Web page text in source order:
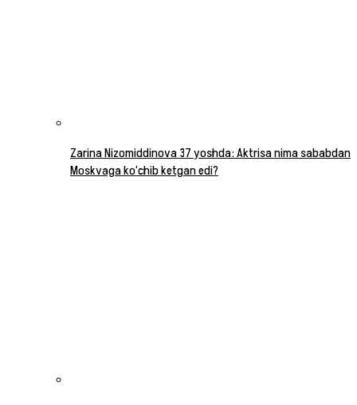
Zarina Nizomiddinova 37 yoshda: Aktrisa nima sababdan
Moskvaga ko‘chib ketgan edi?